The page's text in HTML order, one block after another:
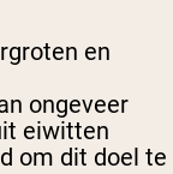
en
ongeveer
eiwitten
om dit doel te